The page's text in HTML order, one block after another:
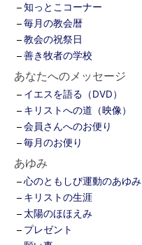
知っとこコーナー
毎月の教会暦
教会の祝祭日
善き牧者の学校
あなたへのメッセージ
イエスを語る（DVD）
キリストへの道（映像）
会員さんへのお便り
毎月のお便り
あゆみ
心のともしび運動のあゆみ
キリストの生涯
太陽のほほえみ
プレゼント